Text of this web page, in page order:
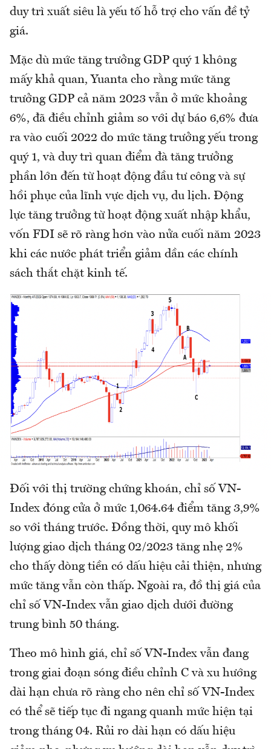
duy trì xuất siêu là yếu tố hỗ trợ cho vấn đề tỷ
giá.
Mặc dù mức tăng trưởng GDP quý 1 không
mấy khả quan, Yuanta cho rằng mức tăng
trưởng GDP cả năm 2023 vẫn ở mức khoảng
6%, đã điều chỉnh giảm so với dự báo 6,6% đưa
ra vào cuối 2022 do mức tăng trưởng yếu trong
quý 1, và duy trì quan điểm đà tăng trưởng
phần lớn đến từ hoạt động đầu tư công và sự
hồi phục của lĩnh vực dịch vụ, du lịch. Động
lực tăng trưởng từ hoạt động xuất nhập khẩu,
vốn FDI sẽ rõ ràng hơn vào nửa cuối năm 2023
khi các nước phát triển giảm dần các chính
sách thắt chặt kinh tế.
Đối với thị trường chứng khoán, chỉ số VN-
Index đóng cửa ở mức 1,064.64 điểm tăng 3,9%
so với tháng trước. Đồng thời, quy mô khối
lượng giao dịch tháng 02/2023 tăng nhẹ 2%
cho thấy dòng tiền có dấu hiệu cải thiện, nhưng
mức tăng vẫn còn thấp. Ngoài ra, đồ thị giá của
chỉ số VN-Index vẫn giao dịch dưới đường
trung bình 50 tháng.
Theo mô hình giá, chỉ số VN-Index vẫn đang
trong giai đoạn sóng điều chỉnh C và xu hướng
dài hạn chưa rõ ràng cho nên chỉ số VN-Index
có thể sẽ tiếp tục đi ngang quanh mức hiện tại
trong tháng 04. Rủi ro dài hạn có dấu hiệu